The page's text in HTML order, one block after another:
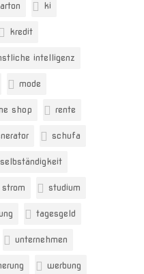
ki
kredit
intelligenz
mode
shop rente
schufa
selbständigkeit
strom studium
tagesgeld
unternehmen
werbung